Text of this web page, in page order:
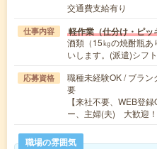
交通費支給有り
仕事内容 軽作業（仕分け・ピ
酒類（15㎏の焼酎瓶
いします。(派遣)シフ
応募資格
職種未経験OK / ブラ
要
【来社不要、WEB登
ー、主婦(夫) 大歓迎
職場の雰囲気